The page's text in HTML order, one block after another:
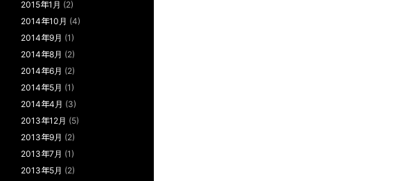
2015年1月 (2)
2014年10月 (4)
2014年9月 (1)
2014年8月 (2)
2014年6月 (2)
2014年5月 (1)
2014年4月 (3)
2013年12月 (5)
2013年9月 (2)
2013年7月 (1)
2013年5月 (2)